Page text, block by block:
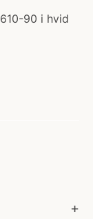
90 i hvid